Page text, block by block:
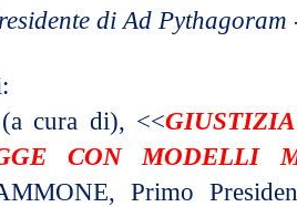
di Ad
cura di), <<
CON MODELLI
Primo